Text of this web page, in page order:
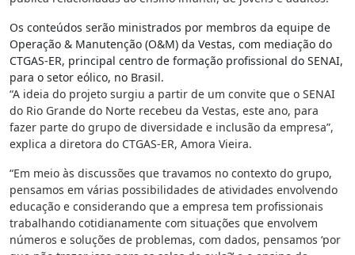
Os conteúdos serão ministrados por membros da equipe de
Operação & Manutenção (O&M) da Vestas, com mediação do
CTGAS-ER, principal centro de formação profissional do SENAI,
para o setor eólico, no Brasil.
“A ideia do projeto surgiu a partir de um convite que o SENAI
do Rio Grande do Norte recebeu da Vestas, este ano, para
fazer parte do grupo de diversidade e inclusão da empresa”,
explica a diretora do CTGAS-ER, Amora Vieira.
“Em meio às discussões que travamos no contexto do grupo,
pensamos em várias possibilidades de atividades envolvendo
educação e considerando que a empresa tem profissionais
trabalhando cotidianamente com situações que envolvem
números e soluções de problemas, com dados, pensamos ‘por